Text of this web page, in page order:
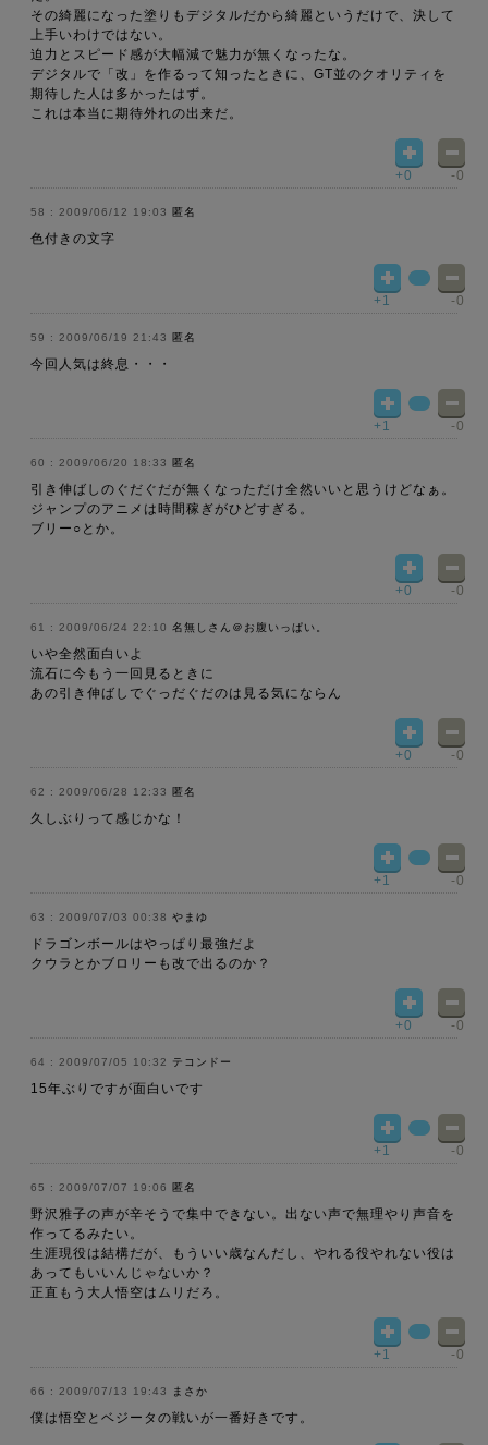
その綺麗になった塗りもデジタルだから綺麗というだけで、決して
上手いわけではない。
迫力とスピード感が大幅減で魅力が無くなったな。
デジタルで「改」を作るって知ったときに、GT並のクオリティを
期待した人は多かったはず。
これは本当に期待外れの出来だ。
+0 -0
2009/06/12 19:03 匿名
色付きの文字
+1 -0
2009/06/19 21:43 匿名
今回人気は終息・・・
+1 -0
2009/06/20 18:33 匿名
引き伸ばしのぐだぐだが無くなっただけ全然いいと思うけどなぁ。
ジャンプのアニメは時間稼ぎがひどすぎる。
ブリー○とか。
+0 -0
2009/06/24 22:10 名無しさん＠お腹いっぱい。
いや全然面白いよ
流石に今もう一回見るときに
あの引き伸ばしでぐっだぐだのは見る気にならん
+0 -0
2009/06/28 12:33 匿名
久しぶりって感じかな！
+1 -0
2009/07/03 00:38 やまゆ
ドラゴンボールはやっぱり最強だよ
クウラとかブロリーも改で出るのか？
+0 -0
2009/07/05 10:32 テコンドー
15年ぶりですが面白いです
+1 -0
2009/07/07 19:06 匿名
野沢雅子の声が辛そうで集中できない。出ない声で無理やり声音を
作ってるみたい。
生涯現役は結構だが、もういい歳なんだし、やれる役やれない役は
あってもいいんじゃないか？
正直もう大人悟空はムリだろ。
+1 -0
2009/07/13 19:43 まさか
僕は悟空とベジータの戦いが一番好きです。